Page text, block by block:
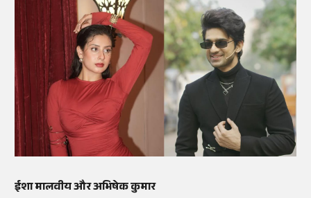
ईशा मालवीय और अभिषेक कुमार